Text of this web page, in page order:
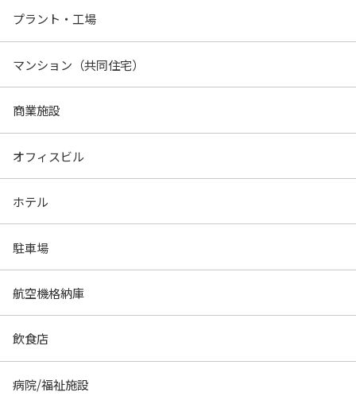
プラント・工場
マンション（共同住宅）
商業施設
オフィスビル
ホテル
駐車場
航空機格納庫
飲食店
病院/福祉施設